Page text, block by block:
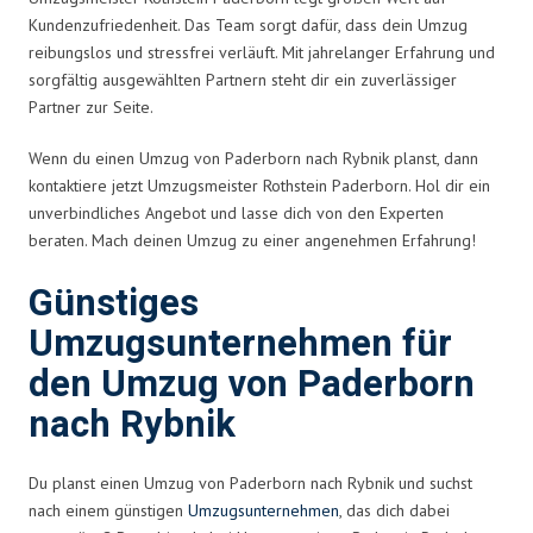
Kundenzufriedenheit. Das Team sorgt dafür, dass dein Umzug
reibungslos und stressfrei verläuft. Mit jahrelanger Erfahrung und
sorgfältig ausgewählten Partnern steht dir ein zuverlässiger
Partner zur Seite.
Wenn du einen Umzug von Paderborn nach Rybnik planst, dann
kontaktiere jetzt Umzugsmeister Rothstein Paderborn. Hol dir ein
unverbindliches Angebot und lasse dich von den Experten
beraten. Mach deinen Umzug zu einer angenehmen Erfahrung!
Günstiges
Umzugsunternehmen für
den Umzug von Paderborn
nach Rybnik
Du planst einen Umzug von Paderborn nach Rybnik und suchst
nach einem günstigen Umzugsunternehmen, das dich dabei